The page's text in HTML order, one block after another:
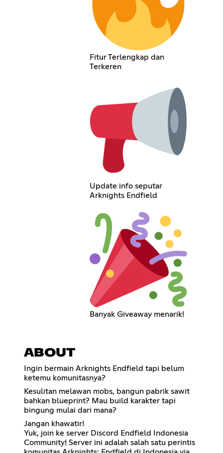
Fitur Terlengkap dan
Terkeren
Update info seputar
Arknights Endfield
Banyak Giveaway menarik!
ABOUT
Ingin bermain Arknights Endfield tapi belum
ketemu komunitasnya?
Kesulitan melawan mobs, bangun pabrik sawit
bahkan blueprint? Mau build karakter tapi
bingung mulai dari mana?
Jangan khawatir!
Yuk, join ke server Discord Endfield Indonesia
Community! Server ini adalah salah satu perintis